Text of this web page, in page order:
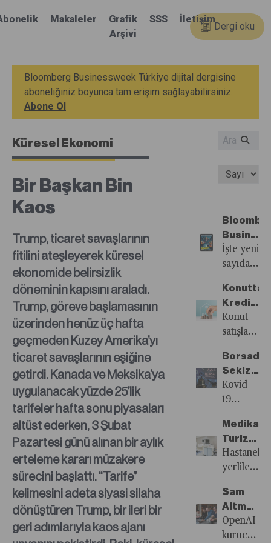
Makaleler
Grafik
Arşivi
SSS İletişim
Dergi oku
Bloomberg Businessweek Türkiye dijital dergisine
aboneliğiniz boyunca tam erişim sağlayabilirsiniz.
Abone Ol
Küresel Ekonomi
Bir Başkan Bin
Kaos
Trump, ticaret savaşlarının
fitilini ateşleyerek küresel
ekonomide belirsizlik
döneminin kapısını araladı.
Trump, göreve başlamasının
üzerinden henüz üç hafta
geçmeden Kuzey Amerika’yı
ticaret savaşlarının eşiğine
getirdi. Kanada ve Meksika’ya
uygulanacak yüzde 25’lik
tarifeler hafta sonu piyasaları
altüst ederken, 3 Şubat
Pazartesi günü alınan bir aylık
erteleme kararı müzakere
sürecini başlattı. “Tarife”
kelimesini adeta siyasi silaha
dönüştüren Trump, bir ileri bir
geri adımlarıyla kaos ajanı
67.
Yayında!
İşte yeni
sayıdan
çıkanlar...
Konutta
Kredi
Yok
Satış
Konut
satışları
yılında
yüzde
20’lik
artış
kredili
satış
oranlarının
içindeki
payı
yüzde
10’a
Borsadan
Sekiz
Ayda
1,5
Yatırımcı
Uzaklaştı
Kovid-
19
ardından
yaşadığı
dört
yıllık
ralli ile
gözdesi
olan
Medikal
Turizm
Güney
Aşırı
Çalışan
Hastaneler
yerlileri
çevirse
bile
yabancılar
estetik
Sam
Altman’ın
Yapay
OpenAI
kurucu